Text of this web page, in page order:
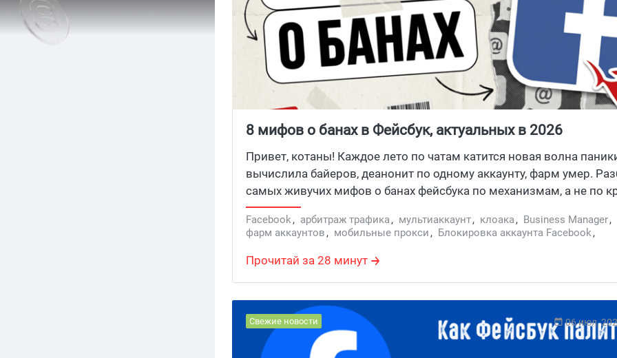
8 мифов о банах в Фейсбук, актуальных в 2026
Привет, котаны! Каждое лето по чатам катится новая волна
вычислила байеров, деанонит по одному аккаунту, фарм умер.
самых живучих мифов о банах фейсбука по механизмам, а не по
чате: чем деанон отличается от кластеризации, при чем тут
селфи, почему бан на первой кампании — рутина ботов еще с 2021
куда на самом деле летят иски Meta. Заходи, если не хочешь
там, где палить было не обязательно.
Facebook, арбитраж трафика, мультиаккаунт, клоака, Business Manager,
фарм аккаунтов, мобильные прокси, Блокировка аккаунта Facebook,
Прочитай за 28 минут
Свежие новости 06 июл,